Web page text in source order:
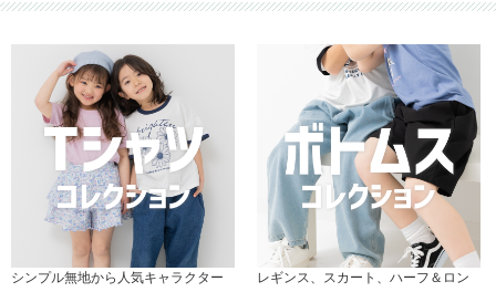
シンプル無地から人気キャラクター
レギンス、スカート、ハーフ＆ロン